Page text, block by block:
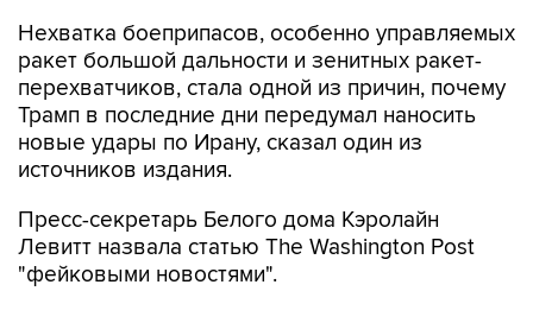
Нехватка боеприпасов, особенно управляемых
ракет большой дальности и зенитных ракет-
перехватчиков, стала одной из причин, почему
Трамп в последние дни передумал наносить
новые удары по Ирану, сказал один из
источников издания.
Пресс-секретарь Белого дома Кэролайн
Левитт назвала статью The Washington Post
"фейковыми новостями".